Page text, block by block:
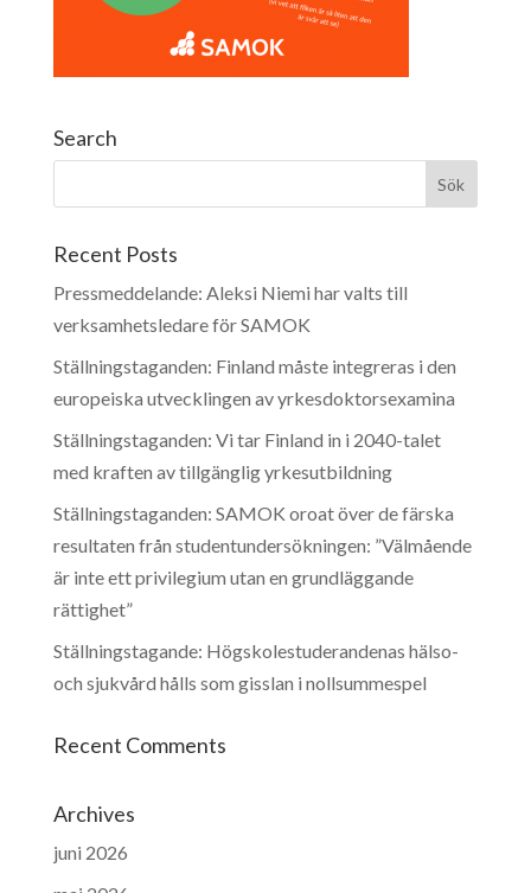
Search
Recent Posts
Pressmeddelande: Aleksi Niemi har valts till
verksamhetsledare för SAMOK
Ställningstaganden: Finland måste integreras i den
europeiska utvecklingen av yrkesdoktorsexamina
Ställningstaganden: Vi tar Finland in i 2040-talet
med kraften av tillgänglig yrkesutbildning
Ställningstaganden: SAMOK oroat över de färska
resultaten från studentundersökningen: ”Välmående
är inte ett privilegium utan en grundläggande
rättighet”
Ställningstagande: Högskolestuderandenas hälso-
och sjukvård hålls som gisslan i nollsummespel
Recent Comments
Archives
juni 2026